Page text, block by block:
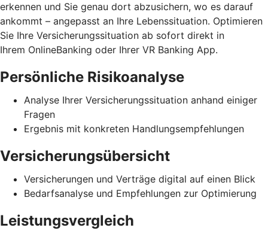
erkennen und Sie genau dort abzusichern, wo es darauf
ankommt – angepasst an Ihre Lebenssituation. Optimieren
Sie Ihre Versicherungssituation ab sofort direkt in
Ihrem OnlineBanking oder Ihrer VR Banking App.
Persönliche Risikoanalyse
Analyse Ihrer Versicherungssituation anhand einiger
Fragen
Ergebnis mit konkreten Handlungsempfehlungen
Versicherungsübersicht
Versicherungen und Verträge digital auf einen Blick
Bedarfsanalyse und Empfehlungen zur Optimierung
Leistungsvergleich